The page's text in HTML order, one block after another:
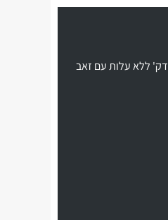
צרו קשר לתיאום שיחת ייעוץ של 30 דק' ללא עלות עם זאב